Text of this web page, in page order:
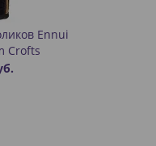
Ennui
Crofts